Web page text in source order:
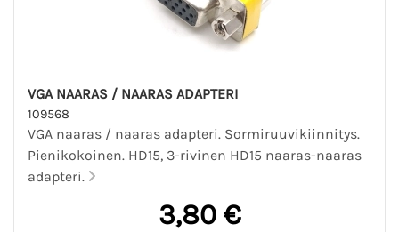
VGA NAARAS / NAARAS ADAPTERI
109568
VGA naaras / naaras adapteri. Sormiruuvikiinnitys.
Pienikokoinen. HD15, 3-rivinen HD15 naaras-naaras
adapteri.
3,80 €